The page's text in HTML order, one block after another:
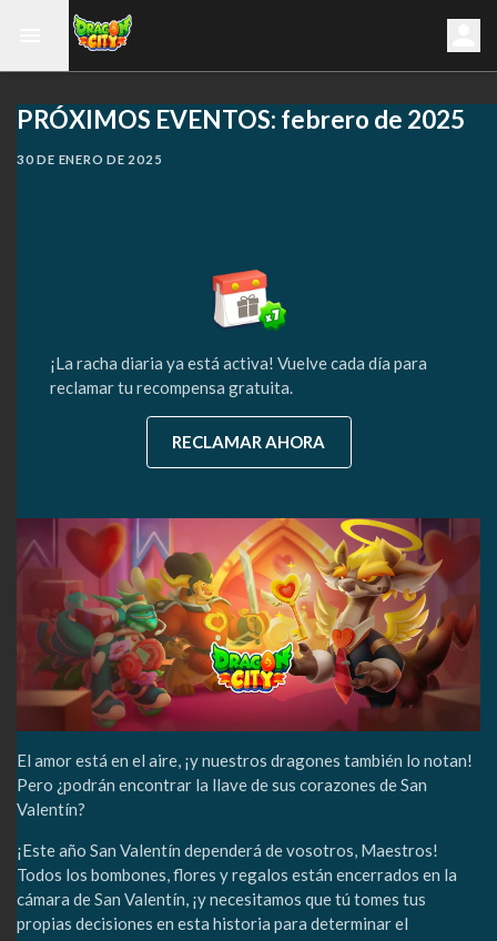
PRÓXIMOS EVENTOS: febrero de 2025
30 DE ENERO DE 2025
¡La racha diaria ya está activa! Vuelve cada día para
reclamar tu recompensa gratuita.
RECLAMAR AHORA
El amor está en el aire, ¡y nuestros dragones también lo notan!
Pero ¿podrán encontrar la llave de sus corazones de San
Valentín?
¡Este año San Valentín dependerá de vosotros, Maestros!
Todos los bombones, flores y regalos están encerrados en la
cámara de San Valentín, ¡y necesitamos que tú tomes tus
propias decisiones en esta historia para determinar el